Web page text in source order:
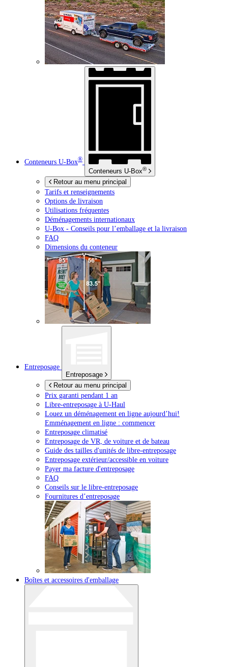
Conteneurs U-Box®
Conteneurs U-Box®
Retour au menu principal
Tarifs et renseignements
Options de livraison
Utilisations fréquentes
Déménagements internationaux
U-Box - Conseils pour l’emballage et la livraison
FAQ
Dimensions du conteneur
Entreposage
Entreposage
Retour au menu principal
Prix garanti pendant 1 an
Libre-entreposage à U-Haul
Louez un déménagement en ligne aujourd’hui!
Emménagement en ligne : commencer
Entreposage climatisé
Entreposage de VR, de voiture et de bateau
Guide des tailles d'unités de libre-entreposage
Entreposage extérieur/accessible en voiture
Payer ma facture d'entreposage
FAQ
Conseils sur le libre-entreposage
Fournitures d’entreposage
Boîtes et accessoires d'emballage